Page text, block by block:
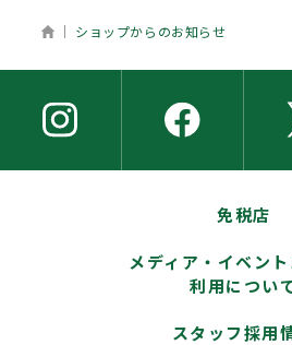
ホーム
ショップからのお知らせ
免税店
メディア・イベン
利用につい
スタッフ採用